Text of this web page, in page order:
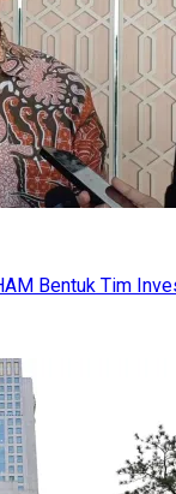
Bentuk Tim